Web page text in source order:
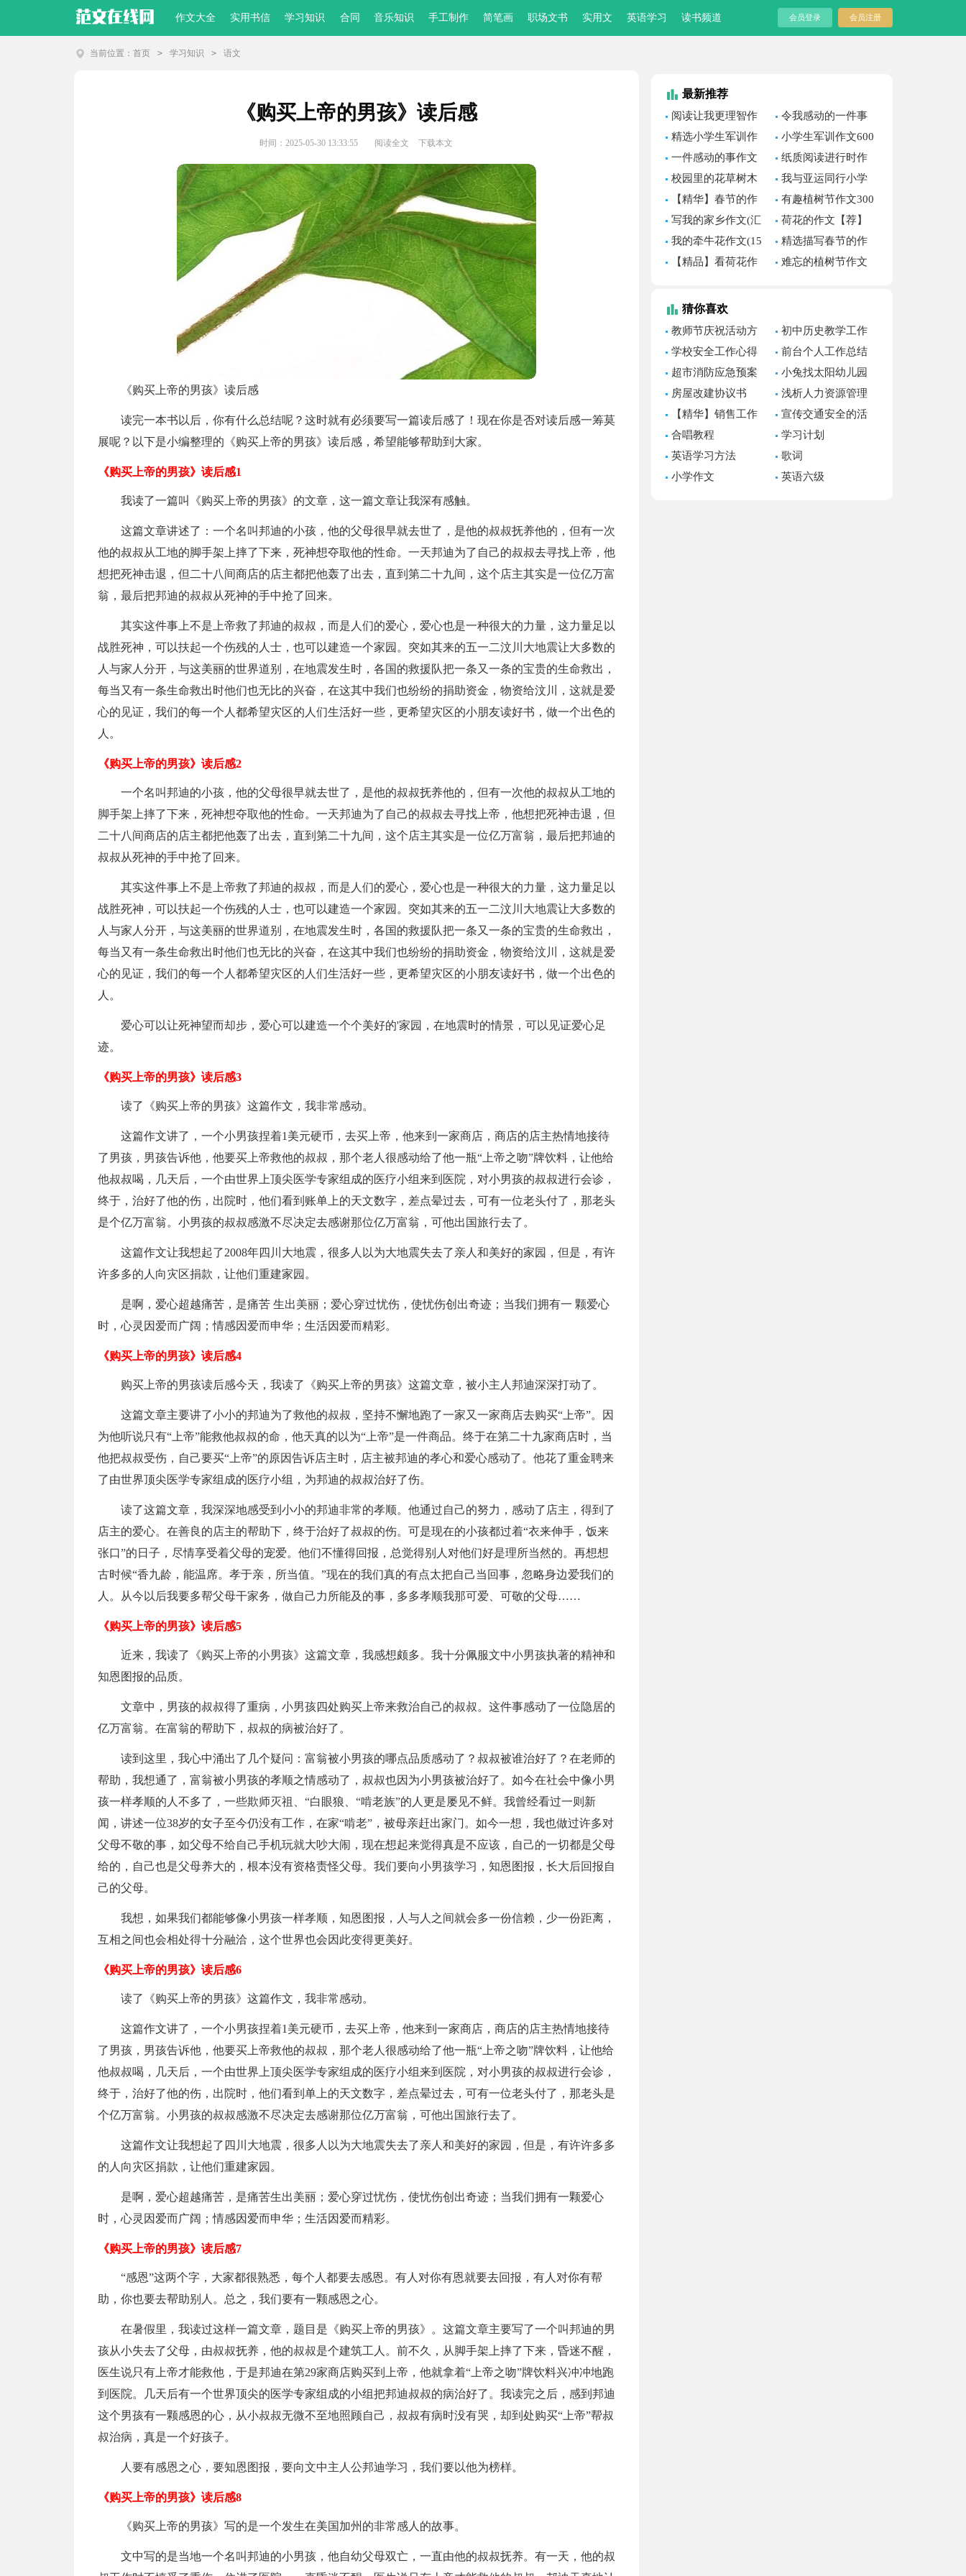
作文大全 实用书信 学习知识 合同 音乐知识 手工制作 简笔画 职场文书 实用文 英语学习 读书频道 会员登录 会员注册
当前位置： 首页 > 学习知识 > 语文
《购买上帝的男孩》读后感
时间：2025-05-30 13:33:55 阅读全文 下载本文
《购买上帝的男孩》读后感
读完一本书以后，你有什么总结呢？这时就有必须要写一篇读后感了！现在你是否对读后感一筹莫
展呢？以下是小编整理的《购买上帝的男孩》读后感，希望能够帮助到大家。
《购买上帝的男孩》读后感1
我读了一篇叫《购买上帝的男孩》的文章，这一篇文章让我深有感触。
这篇文章讲述了：一个名叫邦迪的小孩，他的父母很早就去世了，是他的叔叔抚养他的，但有一次
他的叔叔从工地的脚手架上摔了下来，死神想夺取他的性命。一天邦迪为了自己的叔叔去寻找上帝，他
想把死神击退，但二十八间商店的店主都把他轰了出去，直到第二十九间，这个店主其实是一位亿万富
翁，最后把邦迪的叔叔从死神的手中抢了回来。
其实这件事上不是上帝救了邦迪的叔叔，而是人们的爱心，爱心也是一种很大的力量，这力量足以
战胜死神，可以扶起一个伤残的人士，也可以建造一个家园。突如其来的五一二汶川大地震让大多数的
人与家人分开，与这美丽的世界道别，在地震发生时，各国的救援队把一条又一条的宝贵的生命救出，
每当又有一条生命救出时他们也无比的兴奋，在这其中我们也纷纷的捐助资金，物资给汶川，这就是爱
心的见证，我们的每一个人都希望灾区的人们生活好一些，更希望灾区的小朋友读好书，做一个出色的
人。
《购买上帝的男孩》读后感2
一个名叫邦迪的小孩，他的父母很早就去世了，是他的叔叔抚养他的，但有一次他的叔叔从工地的
脚手架上摔了下来，死神想夺取他的性命。一天邦迪为了自己的叔叔去寻找上帝，他想把死神击退，但
二十八间商店的店主都把他轰了出去，直到第二十九间，这个店主其实是一位亿万富翁，最后把邦迪的
叔叔从死神的手中抢了回来。
其实这件事上不是上帝救了邦迪的叔叔，而是人们的爱心，爱心也是一种很大的力量，这力量足以
战胜死神，可以扶起一个伤残的人士，也可以建造一个家园。突如其来的五一二汶川大地震让大多数的
人与家人分开，与这美丽的世界道别，在地震发生时，各国的救援队把一条又一条的宝贵的生命救出，
每当又有一条生命救出时他们也无比的兴奋，在这其中我们也纷纷的捐助资金，物资给汶川，这就是爱
心的见证，我们的每一个人都希望灾区的人们生活好一些，更希望灾区的小朋友读好书，做一个出色的
人。
爱心可以让死神望而却步，爱心可以建造一个个美好的'家园，在地震时的情景，可以见证爱心足
迹。
《购买上帝的男孩》读后感3
读了《购买上帝的男孩》这篇作文，我非常感动。
这篇作文讲了，一个小男孩捏着1美元硬币，去买上帝，他来到一家商店，商店的店主热情地接待
了男孩，男孩告诉他，他要买上帝救他的叔叔，那个老人很感动给了他一瓶“上帝之吻”牌饮料，让他给
他叔叔喝，几天后，一个由世界上顶尖医学专家组成的医疗小组来到医院，对小男孩的叔叔进行会诊，
终于，治好了他的伤，出院时，他们看到账单上的天文数字，差点晕过去，可有一位老头付了，那老头
是个亿万富翁。小男孩的叔叔感激不尽决定去感谢那位亿万富翁，可他出国旅行去了。
这篇作文让我想起了2008年四川大地震，很多人以为大地震失去了亲人和美好的家园，但是，有许
许多多的人向灾区捐款，让他们重建家园。
是啊，爱心超越痛苦，是痛苦 生出美丽；爱心穿过忧伤，使忧伤创出奇迹；当我们拥有一 颗爱心
时，心灵因爱而广阔；情感因爱而申华；生活因爱而精彩。
《购买上帝的男孩》读后感4
购买上帝的男孩读后感今天，我读了《购买上帝的男孩》这篇文章，被小主人邦迪深深打动了。
这篇文章主要讲了小小的邦迪为了救他的叔叔，坚持不懈地跑了一家又一家商店去购买“上帝”。因
为他听说只有“上帝”能救他叔叔的命，他天真的以为“上帝”是一件商品。终于在第二十九家商店时，当
他把叔叔受伤，自己要买“上帝”的原因告诉店主时，店主被邦迪的孝心和爱心感动了。他花了重金聘来
了由世界顶尖医学专家组成的医疗小组，为邦迪的叔叔治好了伤。
读了这篇文章，我深深地感受到小小的邦迪非常的孝顺。他通过自己的努力，感动了店主，得到了
店主的爱心。在善良的店主的帮助下，终于治好了叔叔的伤。可是现在的小孩都过着“衣来伸手，饭来
张口”的日子，尽情享受着父母的宠爱。他们不懂得回报，总觉得别人对他们好是理所当然的。再想想
古时候“香九龄，能温席。孝于亲，所当值。”现在的我们真的有点太把自己当回事，忽略身边爱我们的
人。从今以后我要多帮父母干家务，做自己力所能及的事，多多孝顺我那可爱、可敬的父母……
《购买上帝的男孩》读后感5
近来，我读了《购买上帝的小男孩》这篇文章，我感想颇多。我十分佩服文中小男孩执著的精神和
知恩图报的品质。
文章中，男孩的叔叔得了重病，小男孩四处购买上帝来救治自己的叔叔。这件事感动了一位隐居的
亿万富翁。在富翁的帮助下，叔叔的病被治好了。
读到这里，我心中涌出了几个疑问：富翁被小男孩的哪点品质感动了？叔叔被谁治好了？在老师的
帮助，我想通了，富翁被小男孩的孝顺之情感动了，叔叔也因为小男孩被治好了。如今在社会中像小男
孩一样孝顺的人不多了，一些欺师灭祖、“白眼狼、“啃老族”的人更是屡见不鲜。我曾经看过一则新
闻，讲述一位38岁的女子至今仍没有工作，在家“啃老”，被母亲赶出家门。如今一想，我也做过许多对
父母不敬的事，如父母不给自己手机玩就大吵大闹，现在想起来觉得真是不应该，自己的一切都是父母
给的，自己也是父母养大的，根本没有资格责怪父母。我们要向小男孩学习，知恩图报，长大后回报自
己的父母。
我想，如果我们都能够像小男孩一样孝顺，知恩图报，人与人之间就会多一份信赖，少一份距离，
互相之间也会相处得十分融洽，这个世界也会因此变得更美好。
《购买上帝的男孩》读后感6
读了《购买上帝的男孩》这篇作文，我非常感动。
这篇作文讲了，一个小男孩捏着1美元硬币，去买上帝，他来到一家商店，商店的店主热情地接待
了男孩，男孩告诉他，他要买上帝救他的叔叔，那个老人很感动给了他一瓶“上帝之吻”牌饮料，让他给
他叔叔喝，几天后，一个由世界上顶尖医学专家组成的医疗小组来到医院，对小男孩的叔叔进行会诊，
终于，治好了他的伤，出院时，他们看到单上的天文数字，差点晕过去，可有一位老头付了，那老头是
个亿万富翁。小男孩的叔叔感激不尽决定去感谢那位亿万富翁，可他出国旅行去了。
这篇作文让我想起了四川大地震，很多人以为大地震失去了亲人和美好的家园，但是，有许许多多
的人向灾区捐款，让他们重建家园。
是啊，爱心超越痛苦，是痛苦生出美丽；爱心穿过忧伤，使忧伤创出奇迹；当我们拥有一颗爱心
时，心灵因爱而广阔；情感因爱而申华；生活因爱而精彩。
《购买上帝的男孩》读后感7
“感恩”这两个字，大家都很熟悉，每个人都要去感恩。有人对你有恩就要去回报，有人对你有帮
助，你也要去帮助别人。总之，我们要有一颗感恩之心。
在暑假里，我读过这样一篇文章，题目是《购买上帝的男孩》。这篇文章主要写了一个叫邦迪的男
孩从小失去了父母，由叔叔抚养，他的叔叔是个建筑工人。前不久，从脚手架上摔了下来，昏迷不醒，
医生说只有上帝才能救他，于是邦迪在第29家商店购买到上帝，他就拿着“上帝之吻”牌饮料兴冲冲地跑
到医院。几天后有一个世界顶尖的医学专家组成的小组把邦迪叔叔的病治好了。我读完之后，感到邦迪
这个男孩有一颗感恩的心，从小叔叔无微不至地照顾自己，叔叔有病时没有哭，却到处购买“上帝”帮叔
叔治病，真是一个好孩子。
人要有感恩之心，要知恩图报，要向文中主人公邦迪学习，我们要以他为榜样。
《购买上帝的男孩》读后感8
《购买上帝的男孩》写的是一个发生在美国加州的非常感人的故事。
文中写的是当地一个名叫邦迪的小男孩，他自幼父母双亡，一直由他的叔叔抚养。有一天，他的叔
最新推荐
阅读让我更理智作
文
令我感动的一件事
作文 (集锦15篇)
精选小学生军训作
文600字3篇
小学生军训作文600
字汇编五篇
一件感动的事作文
(汇编15篇)
纸质阅读进行时作
文
校园里的花草树木
作文
我与亚运同行小学
作文550字
【精华】春节的作
文700字汇总六篇
有趣植树节作文300
字集锦6篇
写我的家乡作文(汇
编15篇)
荷花的作文【荐】
我的牵牛花作文(15
篇)
精选描写春节的作
文300字汇编五篇
【精品】看荷花作
难忘的植树节作文
猜你喜欢
教师节庆祝活动方
案15篇
初中历史教学工作
总结
学校安全工作心得
体会
前台个人工作总结
15篇
超市消防应急预案
小兔找太阳幼儿园
小班语言教案
房屋改建协议书
浅析人力资源管理
案例教学设计论文
【精华】销售工作
计划合集10篇
宣传交通安全的活
动总结（精选21篇）
合唱教程
学习计划
英语学习方法
歌词
小学作文
英语六级